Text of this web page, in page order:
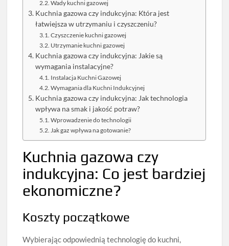
Wady kuchni gazowej
Kuchnia gazowa czy indukcyjna: Która jest
łatwiejsza w utrzymaniu i czyszczeniu?
Czyszczenie kuchni gazowej
Utrzymanie kuchni gazowej
Kuchnia gazowa czy indukcyjna: Jakie są
wymagania instalacyjne?
Instalacja Kuchni Gazowej
Wymagania dla Kuchni Indukcyjnej
Kuchnia gazowa czy indukcyjna: Jak technologia
wpływa na smak i jakość potraw?
Wprowadzenie do technologii
Jak gaz wpływa na gotowanie?
Kuchnia gazowa czy
indukcyjna: Co jest bardziej
ekonomiczne?
Koszty początkowe
Wybierając odpowiednią technologię do kuchni,